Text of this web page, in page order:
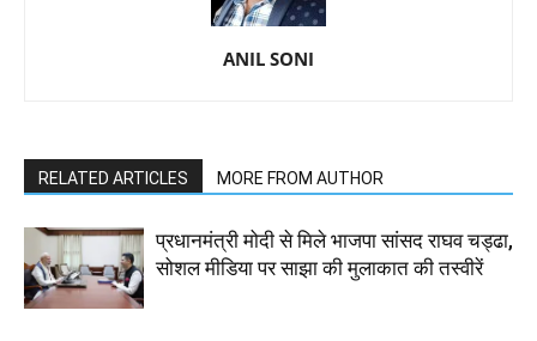
ANIL SONI
RELATED ARTICLES MORE FROM AUTHOR
प्रधानमंत्री मोदी से मिले भाजपा सांसद राघव चड्ढा,
सोशल मीडिया पर साझा की मुलाकात की तस्वीरें